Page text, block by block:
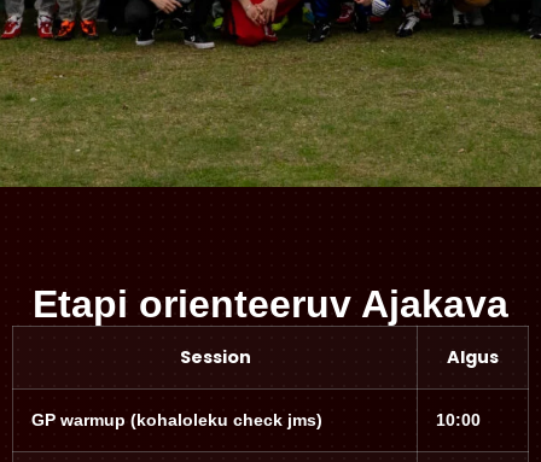
Etapi orienteeruv Ajakava
Session Algus
GP warmup (kohaloleku check jms) 10:00